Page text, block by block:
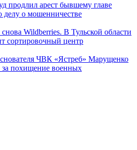
продлил арест бывшему главе
делу о мошенничестве
Wildberries. В Тульской области
сортировочный центр
ЧВК «Ястреб» Марущенко
похищение военных